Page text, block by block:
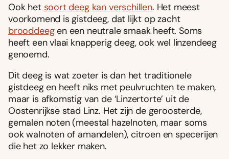
Ook het soort deeg kan verschillen. Het meest
voorkomend is gistdeeg, dat lijkt op zacht
brooddeegen een neutrale smaak heeft. Soms
heeft een vlaai knapperig deeg, ook wel linzendeeg
genoemd.
Dit deeg is wat zoeter is dan het traditionele
gistdeeg en heeft niks met peulvruchten te maken,
maar is afkomstig van de ‘Linzertorte’ uit de
Oostenrijkse stad Linz. Het zijn de geroosterde,
gemalen noten (meestal hazelnoten, maar soms
ook walnoten of amandelen), citroen en specerijen
die het zo lekker maken.